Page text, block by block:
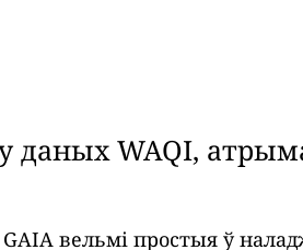
WAQI,
вельмі простыя ў